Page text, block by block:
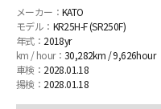
メーカー： KATO
モデル： KR25H-F (SR250F)
年式： 2018yr
km / hour： 30,282km / 9,626hour
車検： 2028.01.18
揚検： 2028.01.18